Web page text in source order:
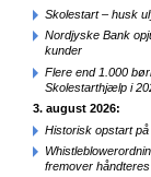
Skolestart – husk
Nordjyske Bank
kunder
Flere end 1.000
Skolestarthjælp i
3. august 2026:
Historisk opstart
fremover